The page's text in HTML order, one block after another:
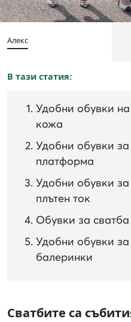
Алекс
В тази статия:
Удобни обувки на
кожа
Удобни обувки
платформа
Удобни обувки
плътен ток
Обувки за
Удобни обувки
балеринки
Сватбите са